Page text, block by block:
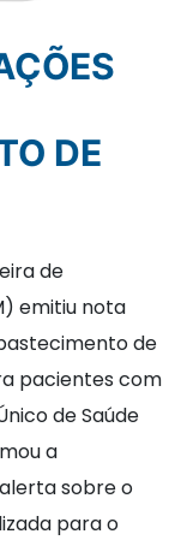
DE
de
emitiu nota
de
pacientes com
de Saúde
a
sobre o
para o